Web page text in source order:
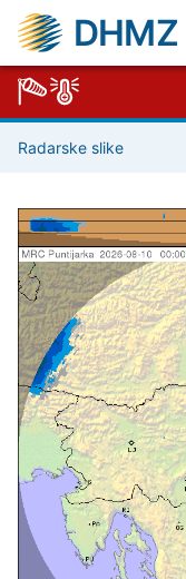
DHMZ
Radarske slike